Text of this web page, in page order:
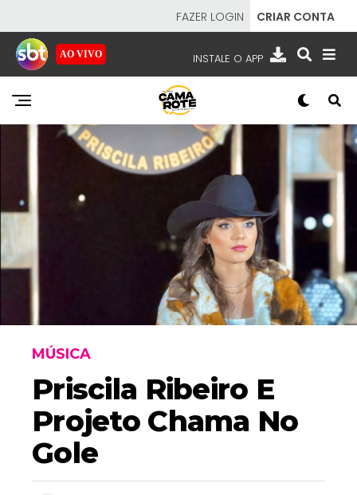
FAZER LOGIN CRIAR CONTA
AO VIVO INSTALE O APP
EMISSORAS
NOSSAS REDES APP TV SBT
- SISTEMA BRASILEIRO DE TELEVISÃO
MÚSICA
Priscila Ribeiro E
Projeto Chama No
Gole